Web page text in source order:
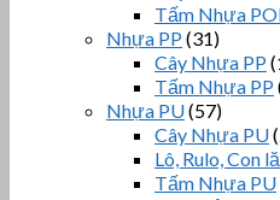
Tấm Nhựa
Nhựa PP (31)
Cây Nhựa PP
Tấm Nhựa PP
Nhựa PU(57)
Cây Nhựa PU
Lô, Rulo, Con
Tấm Nhựa PU